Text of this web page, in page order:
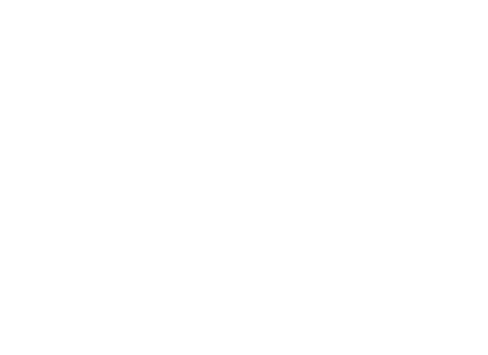
água ainda é objeto de discussões na comunidade científica. A
no nosso sistema solar. Portanto, para determinar a idade da água
científicas que acompanharam indivíduos que tinham o hábito de
taxas de mortalidade significativamente mais baixas daqueles